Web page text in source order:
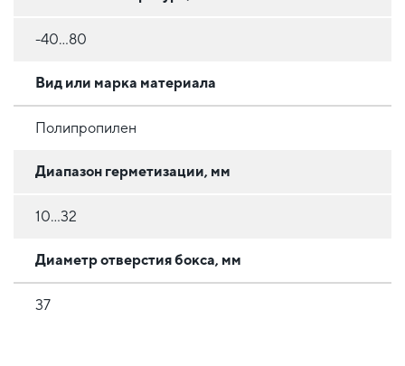
-40...80
Вид или марка материала
Полипропилен
Диапазон герметизации, мм
10...32
Диаметр отверстия бокса, мм
37